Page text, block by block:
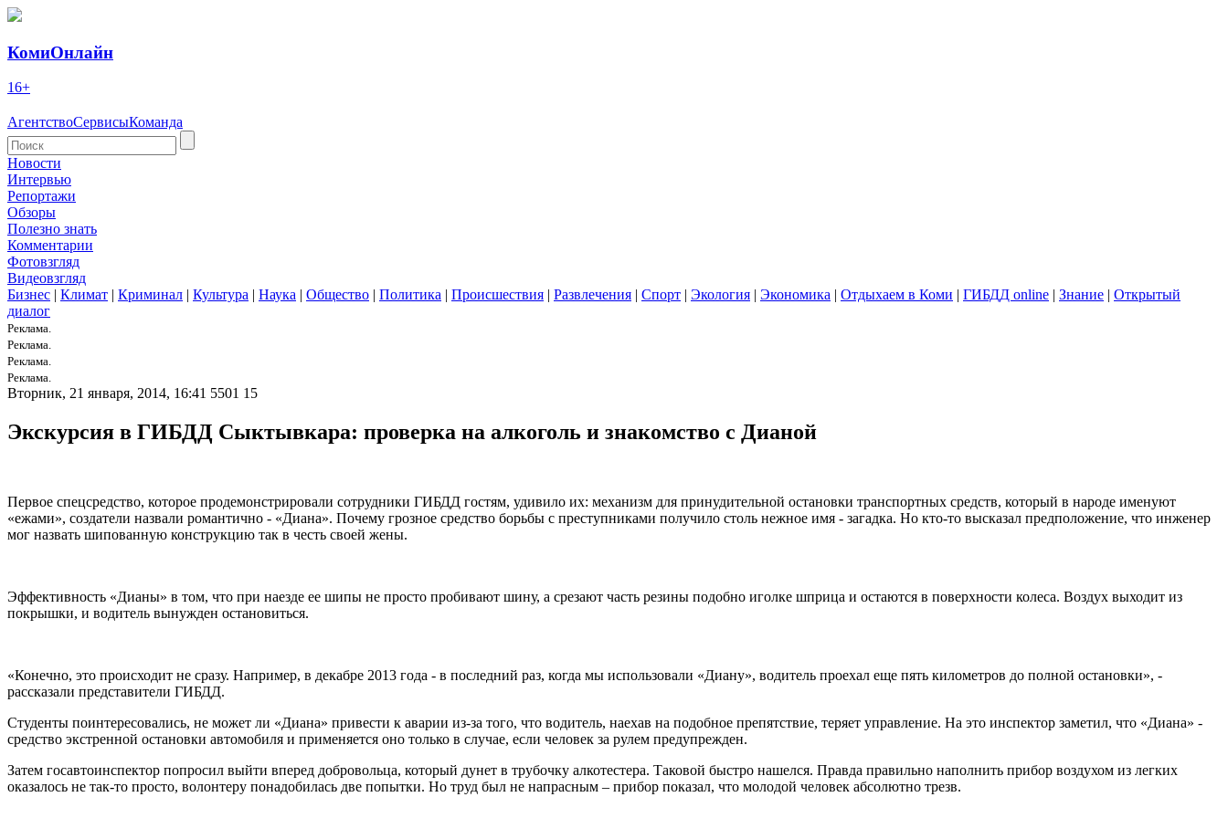
КомиОнлайн
16+
АгентствоСервисыКоманда
Новости
Интервью
Репортажи
Обзоры
Полезно знать
Комментарии
Фотовзгляд
Видеовзгляд
Бизнес | Климат | Криминал | Культура | Наука | Общество | Политика | Происшествия | Развлечения | Спорт | Экология | Экономика | Отдыхаем в Коми | ГИБДД online | Знание | Открытый
диалог
Реклама.
Реклама.
Реклама.
Реклама.
Вторник, 21 января, 2014, 16:41 5501 15
Экскурсия в ГИБДД Сыктывкара: проверка на алкоголь и знакомство с Дианой
Первое спецсредство, которое продемонстрировали сотрудники ГИБДД гостям, удивило их: механизм для принудительной остановки транспортных средств, который в народе именуют
«ежами», создатели назвали романтично - «Диана». Почему грозное средство борьбы с преступниками получило столь нежное имя - загадка. Но кто-то высказал предположение, что инженер
мог назвать шипованную конструкцию так в честь своей жены.
Эффективность «Дианы» в том, что при наезде ее шипы не просто пробивают шину, а срезают часть резины подобно иголке шприца и остаются в поверхности колеса. Воздух выходит из
покрышки, и водитель вынужден остановиться.
«Конечно, это происходит не сразу. Например, в декабре 2013 года - в последний раз, когда мы использовали «Диану», водитель проехал еще пять километров до полной остановки», -
рассказали представители ГИБДД.
Студенты поинтересовались, не может ли «Диана» привести к аварии из-за того, что водитель, наехав на подобное препятствие, теряет управление. На это инспектор заметил, что «Диана» -
средство экстренной остановки автомобиля и применяется оно только в случае, если человек за рулем предупрежден.
Затем госавтоинспектор попросил выйти вперед добровольца, который дунет в трубочку алкотестера. Таковой быстро нашелся. Правда правильно наполнить прибор воздухом из легких
оказалось не так-то просто, волонтеру понадобилась две попытки. Но труд был не напрасным – прибор показал, что молодой человек абсолютно трезв.